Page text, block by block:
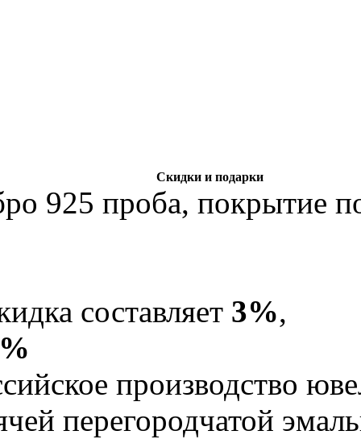
Скидки и подарки
925 проба, покрытие
составляет 3%,
производство
перегородчатой